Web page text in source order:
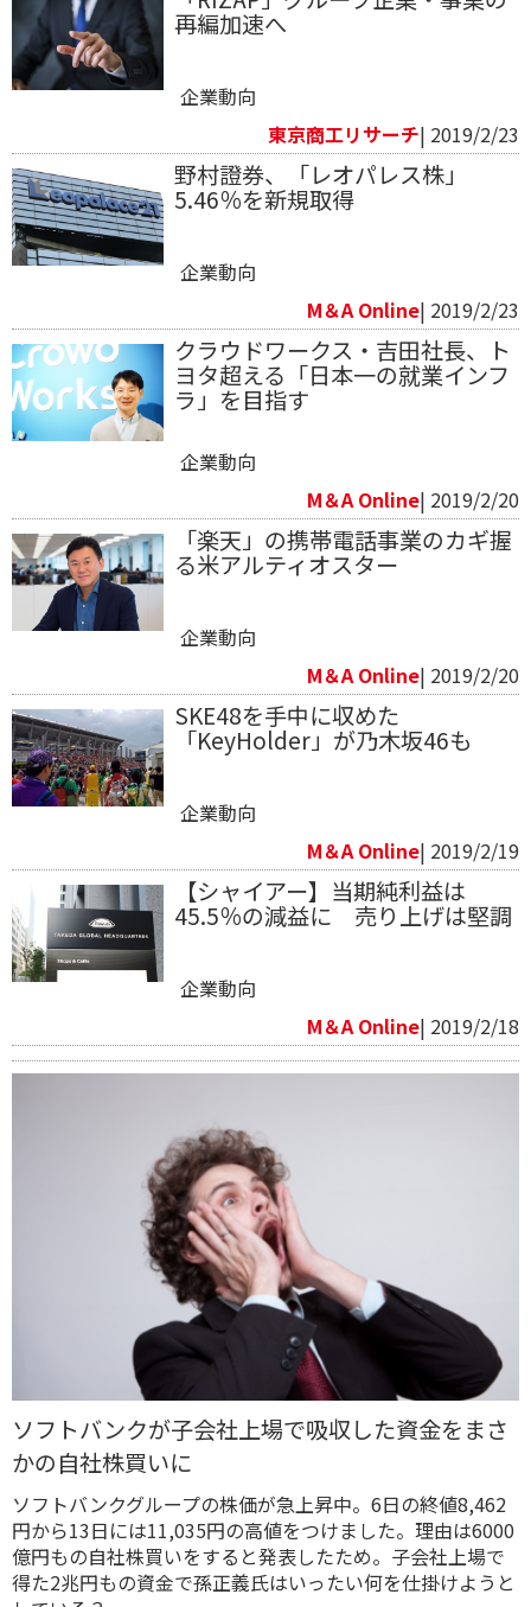
再編加速へ
企業動向
東京商工リサーチ| 2019/2/23
野村證券、「レオパレス株」
5.46％を新規取得
企業動向
M＆A Online| 2019/2/23
クラウドワークス・吉田社長、ト
ヨタ超える「日本一の就業インフ
ラ」を目指す
企業動向
M＆A Online| 2019/2/20
「楽天」の携帯電話事業のカギ握
る米アルティオスター
企業動向
M＆A Online| 2019/2/20
SKE48を手中に収めた
「KeyHolder」が乃木坂46も
企業動向
M＆A Online| 2019/2/19
【シャイアー】当期純利益は
45.5％の減益に 売り上げは堅調
企業動向
M＆A Online| 2019/2/18
ソフトバンクが子会社上場で吸収した資金をまさ
かの自社株買いに
ソフトバンクグループの株価が急上昇中。6日の終値8,462
円から13日には11,035円の高値をつけました。理由は6000
億円もの自社株買いをすると発表したため。子会社上場で
得た2兆円もの資金で孫正義氏はいったい何を仕掛けようと